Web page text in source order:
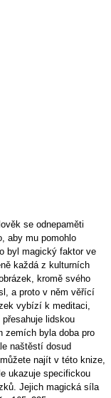
se odnepaměti
aby mu pomohlo
byl magický faktor ve
každá z kulturních
kromě svého
a proto v něm věřící
vybízí k meditaci,
lidskou
zemích byla doba pro
naštěstí dosud
najít v této knize,
ukazuje specifickou
Jejich magická síla